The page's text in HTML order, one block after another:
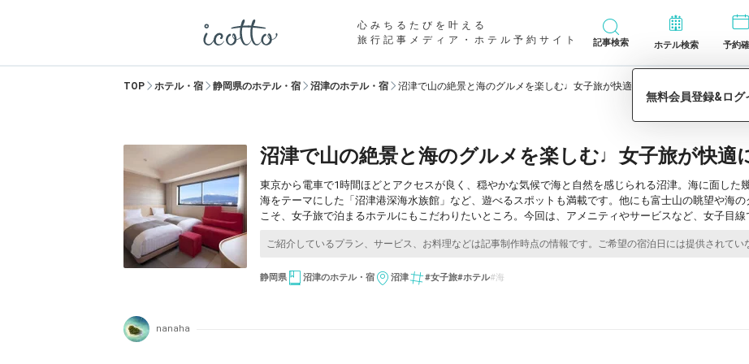
心みちるたびを叶える
旅行記事メディア・ホテル予約サイト
記事検索 ホテル検索 予約
TOP ホテル・宿 静岡県のホテル・宿 沼津のホテル・宿 沼津で山の絶景と海のグルメを楽しむ♩女子旅が快適になるホテル6選
沼津で山の絶景と海のグルメを楽しむ♩女子旅が快適
東京から電車で1時間ほどとアクセスが良く、穏やかな気候で海と自然を感じられる沼津。海に面した
海をテーマにした「沼津港深海水族館」など、遊べるスポットも満載です。他にも富士山の眺望や海
こそ、女子旅で泊まるホテルにもこだわりたいところ。今回は、アメニティやサービスなど、女子目線
静岡県 沼津のホテル・宿 沼津 #女子旅#ホテル#海
nanaha